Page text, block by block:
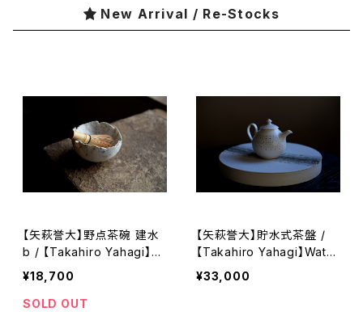
New Arrival / Re-Stocks
【矢萩誉大】野点茶碗 建水
b / 【Takahiro Yahagi】N
odate Matcha Bowl
¥18,700
SOLD OUT
【矢萩誉大】貯水式茶盤 /
【Takahiro Yahagi】Water
-Reservoir Tea Tray
¥33,000